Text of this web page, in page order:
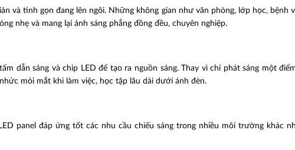
và tinh gọn đang lên ngôi. Những không gian như văn phòng, lớp học, bệnh
nhẹ và mang lại ánh sáng phẳng đồng đều, chuyên nghiệp.
dẫn sáng và chip LED để tạo ra nguồn sáng. Thay vì chỉ phát sáng một
mỏi mắt khi làm việc, học tập lâu dài dưới ánh đèn.
panel đáp ứng tốt các nhu cầu chiếu sáng trong nhiều môi trường khác